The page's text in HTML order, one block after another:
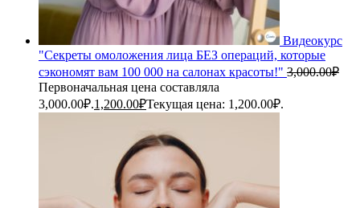
Видеокурс
"Секреты омоложения лица БЕЗ операций, которые
сэкономят вам 100 000 на салонах красоты!" 3,000.00₽
Первоначальная цена составляла
3,000.00₽.1,200.00₽Текущая цена: 1,200.00₽.